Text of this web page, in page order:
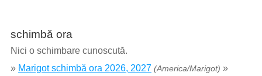
schimbă ora
Nici o schimbare cunoscută.
» Marigot schimbă ora 2026, 2027 (America/Marigot) »